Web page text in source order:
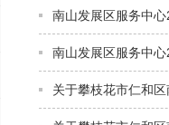
南山发展区服务中
南山发展区服务中
关于攀枝花市仁和